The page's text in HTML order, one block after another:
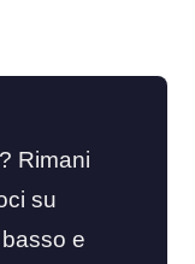
Rimani
su
e